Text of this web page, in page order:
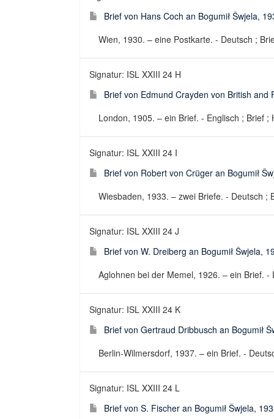
Brief von Hans Coch an Bogumił Šwjela,
Wien, 1930. – eine Postkarte. - Deutsch ;
Signatur: ISL XXIII 24 H
Brief von Edmund Crayden von British and
London, 1905. – ein Brief. - Englisch ; Brief ;
Signatur: ISL XXIII 24 I
Brief von Robert von Crüger an Bogumił
Wiesbaden, 1933. – zwei Briefe. - Deutsch ;
Signatur: ISL XXIII 24 J
Brief von W. Dreiberg an Bogumił Šwjela,
Aglohnen bei der Memel, 1926. – ein Brief. -
Signatur: ISL XXIII 24 K
Brief von Gertraud Dribbusch an Bogumił
Berlin-Wilmersdorf, 1937. – ein Brief. -
Signatur: ISL XXIII 24 L
Brief von S. Fischer an Bogumił Šwjela,